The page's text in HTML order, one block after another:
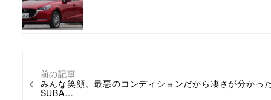
前の記事
みんな笑顔。最悪のコンディションだから凄さが分かっ
SUBA…